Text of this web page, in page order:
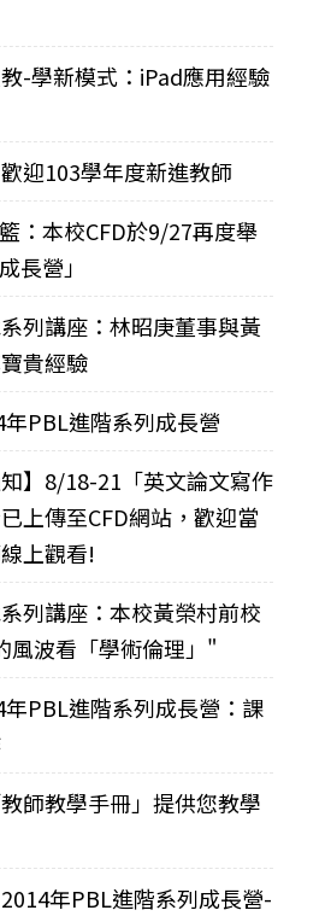
-學新模式：iPad應用經驗
迎103學年度新進教師
：本校CFD於9/27再度舉
長營」
系列講座：林昭庚董事與黃
貴經驗
年PBL進階系列成長營
知】8/18-21「英文論文寫作
上傳至CFD網站，歡迎當
上觀看!
系列講座：本校黃榮村前校
風波看「學術倫理」"
年PBL進階系列成長營：課
教師教學手冊」提供您教學
2014年PBL進階系列成長營-